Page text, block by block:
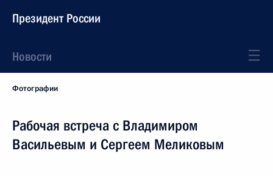
Президент России
Новости
Фотографии
Рабочая встреча с Владимиром
Васильевым и Сергеем Меликовым